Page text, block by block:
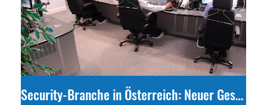
Security-Branche in Österreich: Neuer Gesetzesentwurf angekündigt